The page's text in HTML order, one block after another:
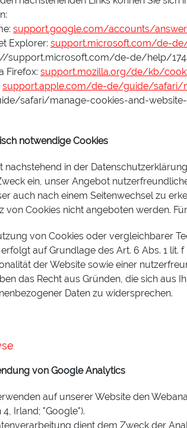
support.google.com/accounts/
Explorer: support.microsoft.com/de-
support.microsoft.com/de-de/help/
Firefox: support.mozilla.org/de/kb/
support.apple.com/de-de/guide/safari/
safari/manage-cookies-and-website-
notwendige Cookies
nachstehend in der
ein, unser Angebot
auch nach einem Seitenwechsel zu
von Cookies nicht angeboten werden.
von Cookies oder vergleichbarer
erfolgt auf Grundlage des Art. 6 Abs. 1
der Website sowie einer
das Recht aus Gründen, die sich aus
Daten zu widersprechen.
von Google Analytics
auf unserer Website den
4, Irland; "Google").
dient dem Zweck der